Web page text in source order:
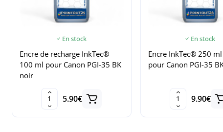
En stock
Encre de recharge InkTec®
100 ml pour Canon PGI-35 BK
noir
5.90€
En stock
Encre InkTec® 250
pour Canon PGI-35
9.90€